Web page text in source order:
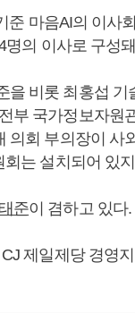
준 마음AI의 이사
명의 이사로 구성
을 비롯 최홍섭 기
부 국가정보자원
의회 부의장이 사
회는 설치되어 있
준이 겸하고 있다.
제일제당 경영